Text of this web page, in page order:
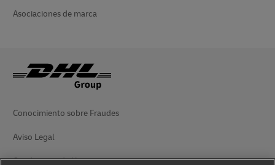
Asociaciones de marca
Conocimiento sobre Fraudes
Aviso Legal
Condiciones de Uso